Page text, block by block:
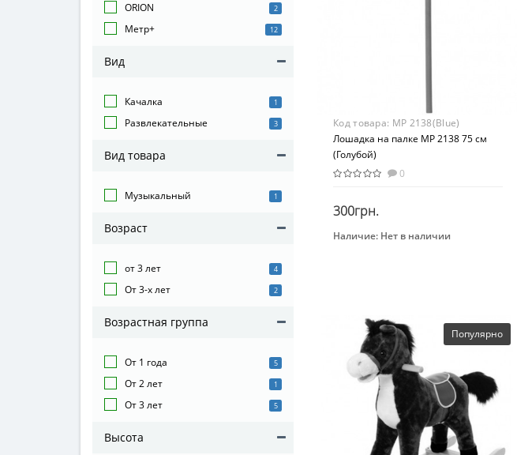
ORION 2
Метр+ 12
Вид
Качалка 1
Развлекательные 3
Вид товара
Музыкальный 1
Возраст
от 3 лет 4
От 3-х лет 2
Возрастная группа
От 1 года 5
От 2 лет 1
От 3 лет 5
Высота
Код товара: MP 2138(Blue)
Лошадка на палке MP 2138 75 см
(Голубой)
0
300грн.
Закончился
Наличие: Нет в наличии
Возраст
от 3 лет
Материал
Комбинированный
Популярно